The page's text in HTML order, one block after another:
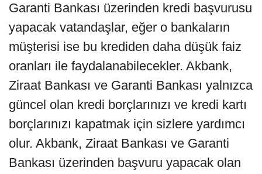
Garanti Bankası üzerinden kredi başvurusu
yapacak vatandaşlar, eğer o bankaların
müşterisi ise bu krediden daha düşük faiz
oranları ile faydalanabilecekler. Akbank,
Ziraat Bankası ve Garanti Bankası yalnızca
güncel olan kredi borçlarınızı ve kredi kartı
borçlarınızı kapatmak için sizlere yardımcı
olur. Akbank, Ziraat Bankası ve Garanti
Bankası üzerinden başvuru yapacak olan